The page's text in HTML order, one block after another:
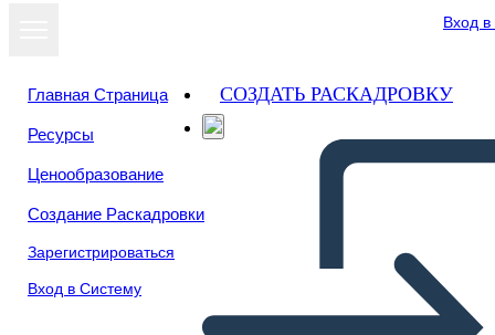
Вход
Главная Страница
Ресурсы
Ценообразование
Создание Раскадровки
Зарегистрироваться
Вход в Систему
СОЗДАТЬ РАСКАДРОВКУ